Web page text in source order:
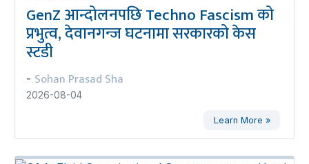
GenZ आन्दोलनपछि Techno Fascism को
प्रभुत्व, देवानगन्ज घटनामा सरकारको केस
स्टडी
- Sohan Prasad Sha
2026-08-04
Learn More »